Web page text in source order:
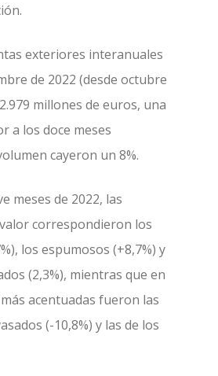
exteriores interanuales
de 2022 (desde octubre
millones de euros, una
a los doce meses
cayeron un 8%.
meses de 2022, las
correspondieron los
los espumosos (+8,7%) y
(2,3%), mientras que en
acentuadas fueron las
(-10,8%) y las de los